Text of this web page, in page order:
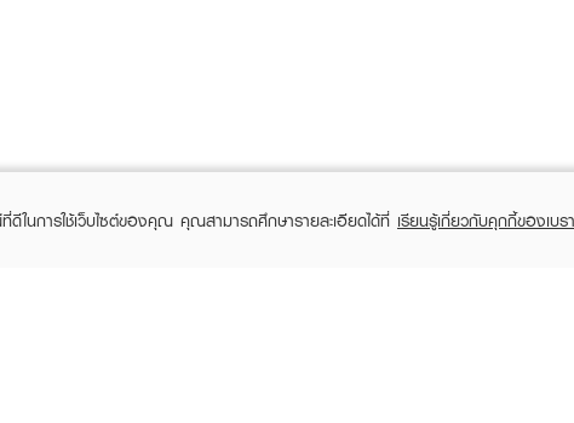
ในการใช้เว็บไซต์ของคุณ คุณสามารถศึกษารายละเอียดได้ที่ เรียนรู้เกี่ยวกับคุกกี้ของเบร